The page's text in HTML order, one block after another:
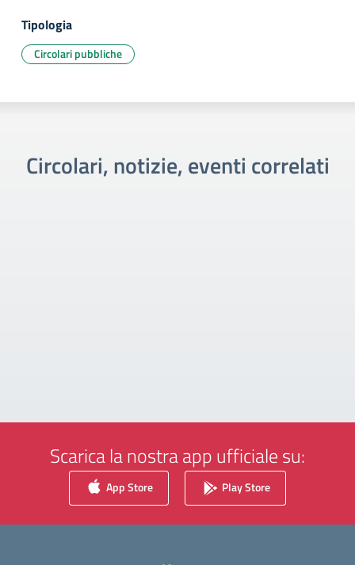
Tipologia
Circolari pubbliche
Circolari, notizie, eventi correlati
Scarica la nostra app ufficiale su:
App Store Play Store